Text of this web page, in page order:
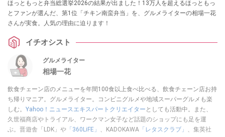
ほっともっと弁当総選挙2026の結果が出ました！13万人を超えるほっともっ
とファンが選んだ、第1位「チキン南蛮弁当」を、グルメライターの相場一花
さんが実食。人気の理由に迫ります！
イチオシスト
グルメライター
相場一花
飲食チェーン店のメニューを年間100食以上食べ比べる、飲食チェーン店お持
ち帰りマニア。グルメライター。コンビニグルメや地域スーパーグルメも楽
しむ。 Yahoo！ニュースエキスパートクリエイター としても活動中。また、
久世福商店やトライアル、ワークマン女子など話題のショップにも足を運
ぶ。晋遊舎「LDK」や 「360LiFE」 、KADOKAWA 「レタスクラブ」 、集英社